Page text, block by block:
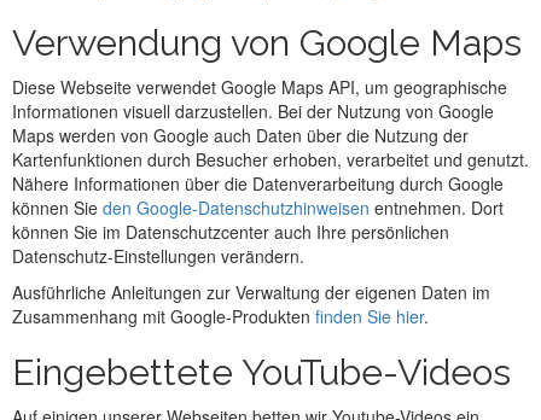
Verwendung von Google Maps
Diese Webseite verwendet Google Maps API, um geographische
Informationen visuell darzustellen. Bei der Nutzung von Google
Maps werden von Google auch Daten über die Nutzung der
Kartenfunktionen durch Besucher erhoben, verarbeitet und genutzt.
Nähere Informationen über die Datenverarbeitung durch Google
können Sie den Google-Datenschutzhinweisen entnehmen. Dort
können Sie im Datenschutzcenter auch Ihre persönlichen
Datenschutz-Einstellungen verändern.
Ausführliche Anleitungen zur Verwaltung der eigenen Daten im
Zusammenhang mit Google-Produkten finden Sie hier.
Eingebettete YouTube-Videos